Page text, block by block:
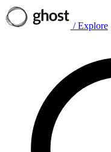
/ Explore